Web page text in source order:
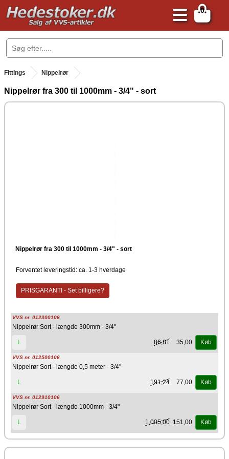
0
.
Fittings Nippelrør
Nippelrør fra 300 til 1000mm - 3/4" - sort
Nippelrør fra 300 til 1000mm - 3/4" - sort
Forventet leveringstid: ca. 1-3 hverdage
PRISGARANTI - Set billigere?
VVS nr. 012300106
Nippelrør Sort - længde 300mm - 3/4"
L 86,81 35,00 Køb
VVS nr. 012500106
Nippelrør Sort - længde 0,5 meter - 3/4"
L 191,24 77,00 Køb
VVS nr. 012910106
Nippelrør Sort - længde 1000mm - 3/4"
L 1.005,00 151,00 Køb